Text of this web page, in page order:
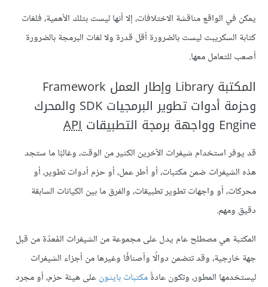
يمكن في الواقع مناقشة الاختلافات، إلا أنها ليست بتلك الأهمية، فلغات
كتابة السكريبت ليست بالضرورة أقل قدرة ولا لغات البرمجة بالضرورة
أصعب للتعامل معها.
المكتبة Library وإطار العمل Framework
وحزمة أدوات تطوير البرمجيات SDK والمحرك
Engine وواجهة برمجة التطبيقات
API
قد يوفر استخدام شيفرات الآخرين الكثير من الوقت، وغالبًا ما ستجد
هذه الشيفرات ضمن مكتبات، أو أطر عمل، أو حزم أدوات تطوير، أو
محركات، أو واجهات تطوير تطبيقات، والفرق ما بين الكيانات السابقة
دقيق ومهم.
المكتبة هي مصطلح عام يدل على مجموعة من الشيفرات المُعدّة من قبل
جهة خارجية، وقد تتضمن دوالًا وأصنافًا وغيرها من أجزاء الشيفرات
ليستخدمها المطور، وتكون عادةًمكتبات بايثونعلى هيئة حزم، أو مجرد